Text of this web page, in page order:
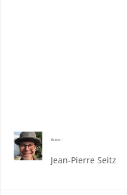
Autor:
Jean-Pierre Seitz